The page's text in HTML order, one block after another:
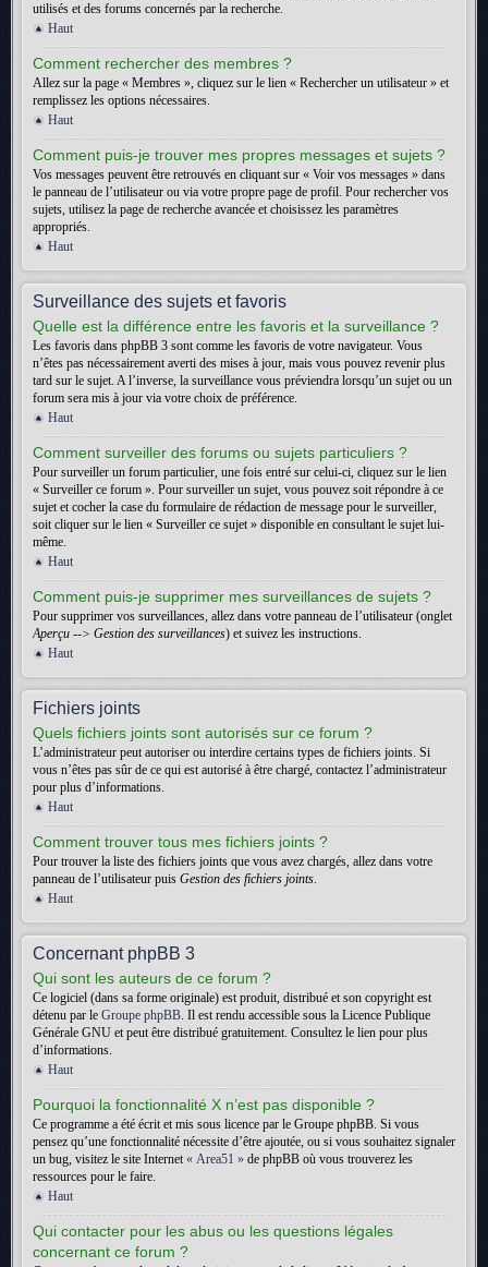
utilisés et des forums concernés par la recherche.
Haut
Comment rechercher des membres ?
Allez sur la page « Membres », cliquez sur le lien « Rechercher un utilisateur » et
remplissez les options nécessaires.
Haut
Comment puis-je trouver mes propres messages et sujets ?
Vos messages peuvent être retrouvés en cliquant sur « Voir vos messages » dans
le panneau de l’utilisateur ou via votre propre page de profil. Pour rechercher vos
sujets, utilisez la page de recherche avancée et choisissez les paramètres
appropriés.
Haut
Surveillance des sujets et favoris
Quelle est la différence entre les favoris et la surveillance ?
Les favoris dans phpBB 3 sont comme les favoris de votre navigateur. Vous
n’êtes pas nécessairement averti des mises à jour, mais vous pouvez revenir plus
tard sur le sujet. A l’inverse, la surveillance vous préviendra lorsqu’un sujet ou un
forum sera mis à jour via votre choix de préférence.
Haut
Comment surveiller des forums ou sujets particuliers ?
Pour surveiller un forum particulier, une fois entré sur celui-ci, cliquez sur le lien
« Surveiller ce forum ». Pour surveiller un sujet, vous pouvez soit répondre à ce
sujet et cocher la case du formulaire de rédaction de message pour le surveiller,
soit cliquer sur le lien « Surveiller ce sujet » disponible en consultant le sujet lui-
même.
Haut
Comment puis-je supprimer mes surveillances de sujets ?
Pour supprimer vos surveillances, allez dans votre panneau de l’utilisateur (onglet
Aperçu --> Gestion des surveillances) et suivez les instructions.
Haut
Fichiers joints
Quels fichiers joints sont autorisés sur ce forum ?
L’administrateur peut autoriser ou interdire certains types de fichiers joints. Si
vous n’êtes pas sûr de ce qui est autorisé à être chargé, contactez l’administrateur
pour plus d’informations.
Haut
Comment trouver tous mes fichiers joints ?
Pour trouver la liste des fichiers joints que vous avez chargés, allez dans votre
panneau de l’utilisateur puis Gestion des fichiers joints.
Haut
Concernant phpBB 3
Qui sont les auteurs de ce forum ?
Ce logiciel (dans sa forme originale) est produit, distribué et son copyright est
détenu par le Groupe phpBB. Il est rendu accessible sous la Licence Publique
Générale GNU et peut être distribué gratuitement. Consultez le lien pour plus
d’informations.
Haut
Pourquoi la fonctionnalité X n’est pas disponible ?
Ce programme a été écrit et mis sous licence par le Groupe phpBB. Si vous
pensez qu’une fonctionnalité nécessite d’être ajoutée, ou si vous souhaitez signaler
un bug, visitez le site Internet« Area51 » de phpBB où vous trouverez les
ressources pour le faire.
Haut
Qui contacter pour les abus ou les questions légales
concernant ce forum ?